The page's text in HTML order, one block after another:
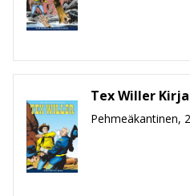
Tex Willerin uudet
yhtä suurella sydämellä ja
klassikotkin aikoinaan
suosikkitekijät saavat
suosikkeja. Tex
nauttimaan
muun muassa Mauro
Ruju, Fabio Civitelli, Alfonso
monet muut
Tex Willer
Pehmeäkantinen,